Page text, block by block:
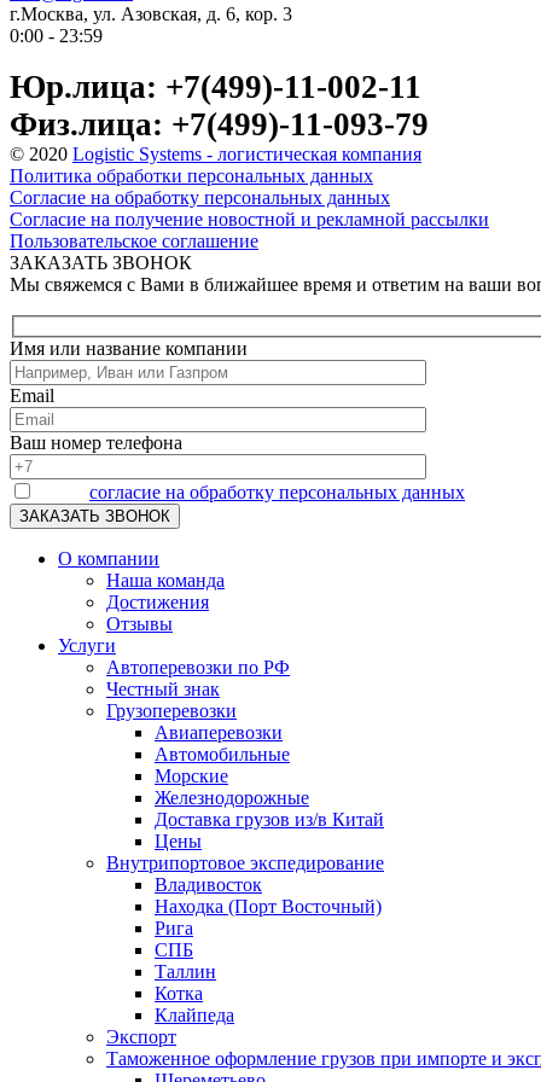
г.Москва, ул. Азовская, д. 6, кор. 3
0:00 - 23:59
Юр.лица: +7(499)-11-002-11
Физ.лица: +7(499)-11-093-79
© 2020 Logistic Systems - логистическая компания
Политика обработки персональных данных
Согласие на обработку персональных данных
Согласие на получение новостной и рекламной рассылки
Пользовательское соглашение
ЗАКАЗАТЬ ЗВОНОК
Мы свяжемся с Вами в ближайшее время и ответим на ваши
Имя или название компании
Email
Ваш номер телефона
согласие на обработку персональных данных
О компании
Наша команда
Достижения
Отзывы
Услуги
Автоперевозки по РФ
Честный знак
Грузоперевозки
Авиаперевозки
Автомобильные
Морские
Железнодорожные
Доставка грузов из/в Китай
Цены
Внутрипортовое экспедирование
Владивосток
Находка (Порт Восточный)
Рига
СПБ
Таллин
Котка
Клайпеда
Экспорт
Таможенное оформление грузов при импорте и